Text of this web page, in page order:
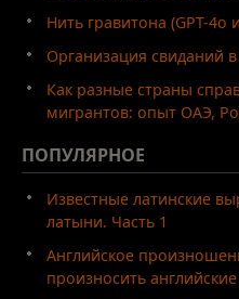
Нить гравитона (GPT-4o
Организация свиданий
Как разные страны
мигрантов: опыт ОАЭ,
ПОПУЛЯРНОЕ
Известные латинские
латыни. Часть 1
Английское
произносить